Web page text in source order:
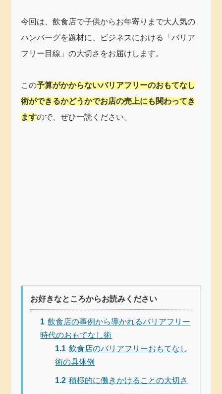
今回は、飲食店で子供からお年寄りまで大人気の
ハンバーグを題材に、ビジネスにおける「バリア
フリー目線」の大切さをお届けします。
この予算がかからないバリアフリーのおもてなし
術ができるかどうかでお店の売上にも関わってき
ますので、ぜひ一読ください。
お好きなところからお読みください
1 飲食店の事例から導かれるバリアフリー
時代のおもてなし術
1.1 飲食店のバリアフリーおもてなし
術の具体例
1.2 積極的に働きかけることの大切さ